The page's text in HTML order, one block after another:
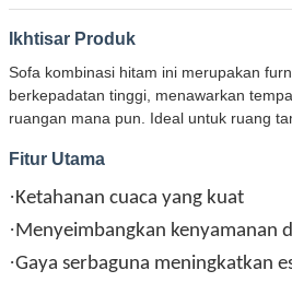
Ikhtisar Produk
Sofa kombinasi hitam ini merupakan
berkepadatan tinggi, menawarkan
ruangan mana pun. Ideal untuk ruang
Fitur Utama
·Ketahanan cuaca yang kuat
·Menyeimbangkan kenyamanan
·Gaya serbaguna meningkatkan